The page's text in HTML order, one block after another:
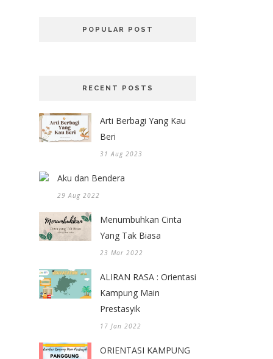
POPULAR POST
RECENT POSTS
Arti Berbagi Yang Kau
Beri
31 Aug 2023
Aku dan Bendera
29 Aug 2022
Menumbuhkan Cinta
Yang Tak Biasa
23 Mar 2022
ALIRAN RASA : Orientasi
Kampung Main
Prestasyik
17 Jan 2022
ORIENTASI KAMPUNG